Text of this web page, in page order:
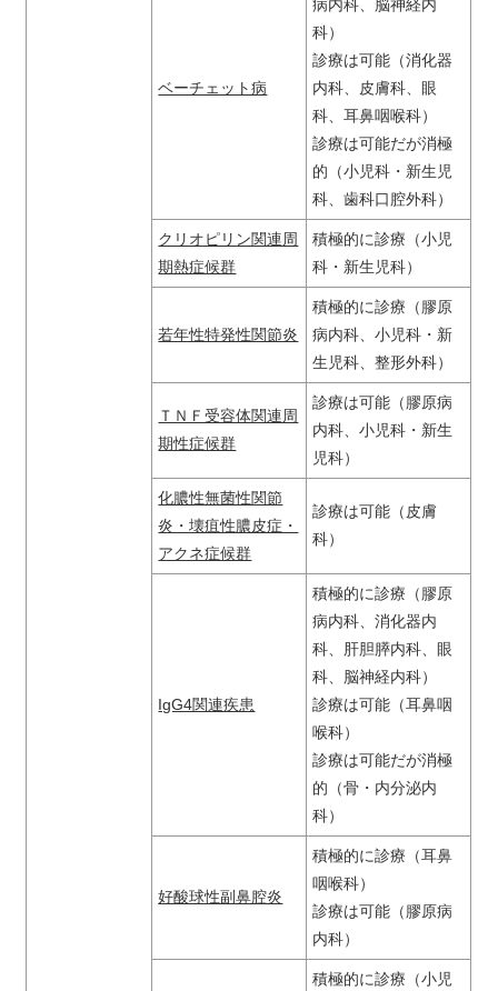
ベーチェット病
病内科、脳神経内
科）
診療は可能（消化器
内科、皮膚科、眼
科、耳鼻咽喉科）
診療は可能だが消極
的（小児科・新生児
科、歯科口腔外科）
クリオピリン関連周
期熱症候群
積極的に診療（小児
科・新生児科）
若年性特発性関節炎
積極的に診療（膠原
病内科、小児科・新
生児科、整形外科）
ＴＮＦ受容体関連周
期性症候群
診療は可能（膠原病
内科、小児科・新生
児科）
化膿性無菌性関節
炎・壊疽性膿皮症・
アクネ症候群
診療は可能（皮膚
科）
IgG4関連疾患
積極的に診療（膠原
病内科、消化器内
科、肝胆膵内科、眼
科、脳神経内科）
診療は可能（耳鼻咽
喉科）
診療は可能だが消極
的（骨・内分泌内
科）
好酸球性副鼻腔炎
積極的に診療（耳鼻
咽喉科）
診療は可能（膠原病
内科）
積極的に診療（小児